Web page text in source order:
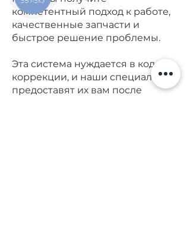
компетентный подход к работе,
качественные запчасти и
быстрое решение проблемы.
Эта система нуждается в кодах
коррекции, и наши специалисты
предоставят их вам после